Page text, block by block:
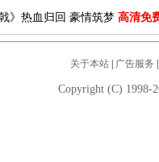
》热血归回 豪情筑梦 高清免
关于本站| 广告服务
Copyright (C) 1998-